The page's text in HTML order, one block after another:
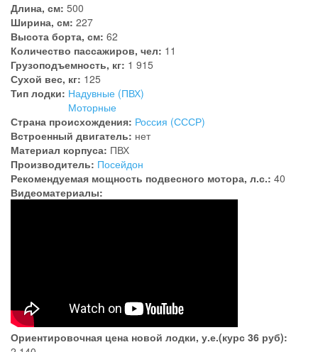
Длина, см: 500
Ширина, см: 227
Высота борта, см: 62
Количество пассажиров, чел: 11
Грузоподъемность, кг: 1 915
Сухой вес, кг: 125
Тип лодки: Надувные (ПВХ)
Моторные
Страна происхождения: Россия (СССР)
Встроенный двигатель: нет
Материал корпуса: ПВХ
Производитель: Посейдон
Рекомендуемая мощность подвесного мотора, л.с.: 40
Видеоматериалы:
Ориентировочная цена новой лодки, у.е.(курс 36 руб):